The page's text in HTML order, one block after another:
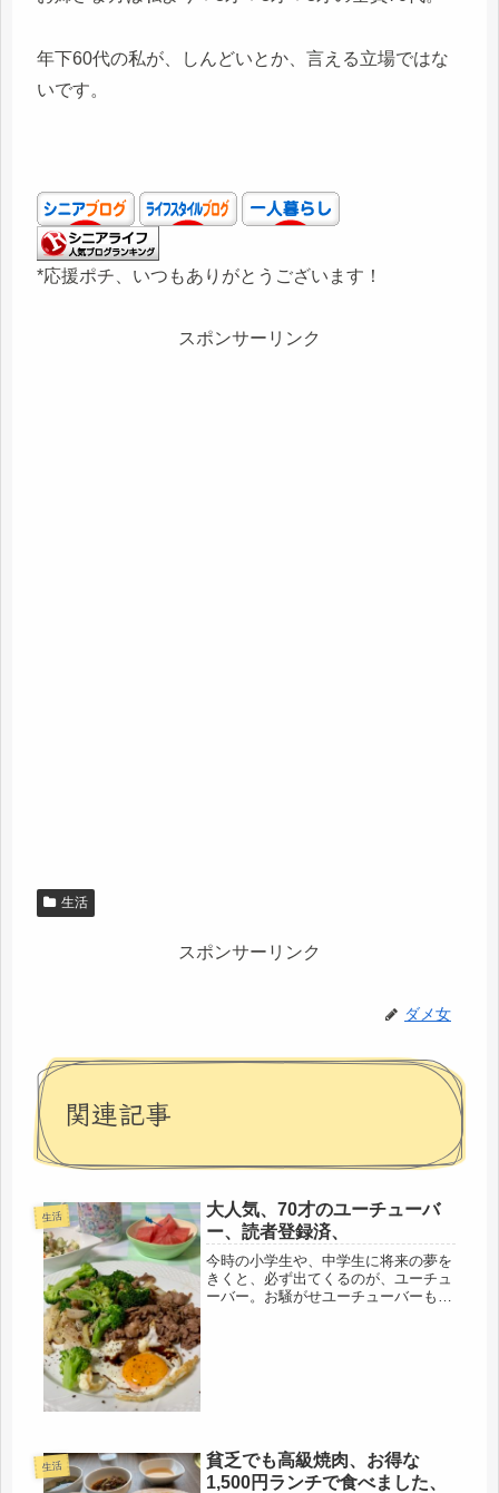
年下60代の私が、しんどいとか、言える立場ではな
いです。
*応援ポチ、いつもありがとうございます！
スポンサーリンク
生活
スポンサーリンク
ダメ女
関連記事
生活
大人気、70才のユーチューバ
ー、読者登録済、
今時の小学生や、中学生に将来の夢を
きくと、必ず出てくるのが、ユーチュ
ーバー。お騒がせユーチューバーも居
生活
貧乏でも高級焼肉、お得な
1,500円ランチで食べました、